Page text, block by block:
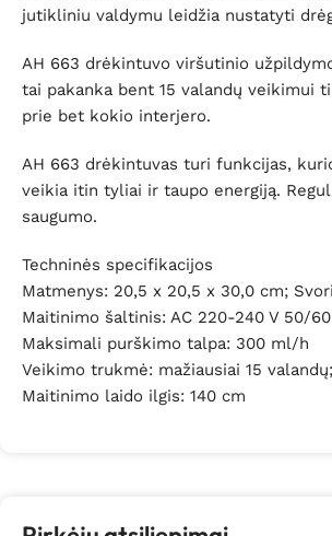
jutikliniu valdymu leidžia nustatyti
AH 663 drėkintuvo viršutinio
tai pakanka bent 15 valandų veikimui
prie bet kokio interjero.
AH 663 drėkintuvas turi funkcijas,
veikia itin tyliai ir taupo energiją.
saugumo.
Techninės specifikacijos
Matmenys: 20,5 x 20,5 x 30,0 cm;
Maitinimo šaltinis: AC 220-240 V 50/
Maksimali purškimo talpa: 300 ml/h
Veikimo trukmė: mažiausiai 15
Maitinimo laido ilgis: 140 cm